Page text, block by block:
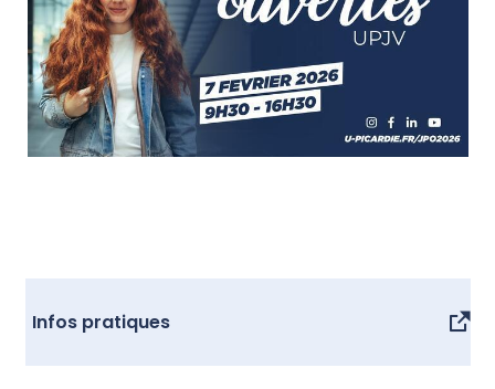
Infos pratiques